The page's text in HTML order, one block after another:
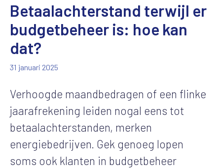
Betaalachterstand terwijl er
budgetbeheer is: hoe kan
dat?
31 januari 2025
Verhoogde maandbedragen of een flinke
jaarafrekening leiden nogal eens tot
betaalachterstanden, merken
energiebedrijven. Gek genoeg lopen
soms ook klanten in budgetbeheer